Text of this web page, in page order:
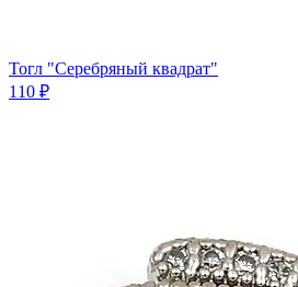
Тогл "Серебряный квадрат"
110 ₽